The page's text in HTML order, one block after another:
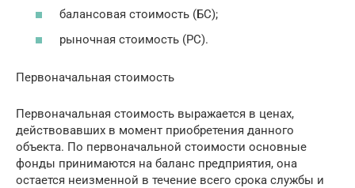
балансовая стоимость (БС);
рыночная стоимость (РС).
Первоначальная стоимость
Первоначальная стоимость выражается в ценах,
действовавших в момент приобретения данного
объекта. По первоначальной стоимости основные
фонды принимаются на баланс предприятия, она
остается неизменной в течение всего срока службы и